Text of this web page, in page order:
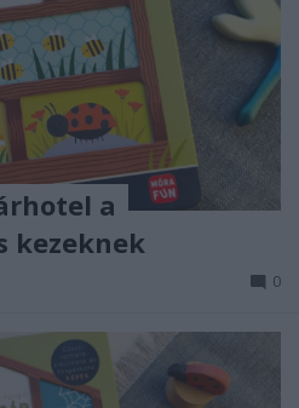
a
kezeknek
0